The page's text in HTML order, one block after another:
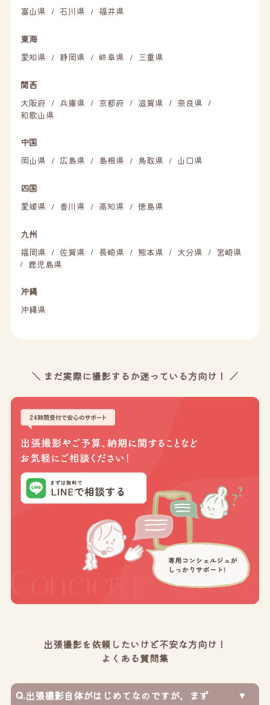
富山県
/ 石川県 / 福井県
東海
愛知県
/ 静岡県 / 岐阜県 / 三重県
関西
大阪府
/ 兵庫県 / 京都府 / 滋賀県 / 奈良県 /
和歌山県
中国
岡山県
/ 広島県 / 島根県 / 鳥取県 / 山口県
四国
愛媛県
/ 香川県 / 高知県 / 徳島県
九州
福岡県
/ 佐賀県 / 長崎県 / 熊本県 / 大分県 / 宮崎県
/ 鹿児島県
沖縄
沖縄県
＼ まだ実際に撮影するか迷っている方向け！ ／
出張撮影を依頼したいけど不安な方向け！
よくある質問集
Q.出張撮影自体がはじめてなのですが、まず